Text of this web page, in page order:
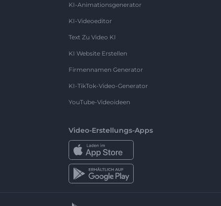
KI-Animationsgenerator
KI-Videoeditor
Text Zu Video KI
KI Website Erstellen
Firmennamen Generator
KI-TikTok-Video-Generator
YouTube-Videoideen
Video-Erstellungs-Apps